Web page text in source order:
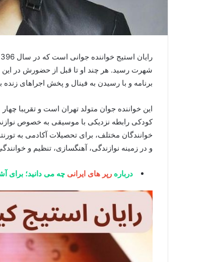
شهرت رسید. هر چند او تا قبل از حضورش در این
برنامه و با رسیدن به فینال و پخش اجراهای
این خواننده جوان متولد تهران است و تقریبا
کودکی رابطه نزدیکی با موسیقی به خصوص
خوانندگان مختلف، برای تحصیلات آکادمی به
و در زمینه نوازندگی، آهنگسازی، تنظیم و
درباره رپر های ایرانی چه می دانید؛ برای